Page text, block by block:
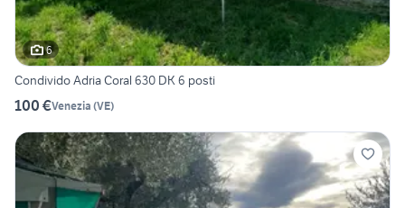
6
Condivido Adria Coral 630 DK 6 posti
100 €Venezia (VE)